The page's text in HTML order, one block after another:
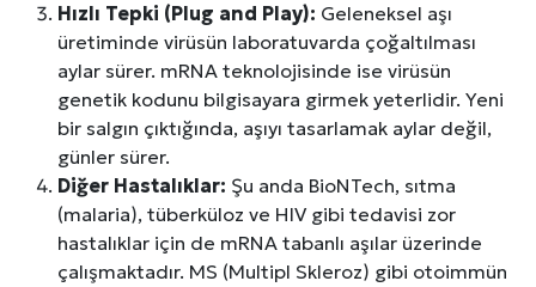
Hızlı Tepki (Plug and Play): Geleneksel aşı
üretiminde virüsün laboratuvarda çoğaltılması
aylar sürer. mRNA teknolojisinde ise virüsün
genetik kodunu bilgisayara girmek yeterlidir. Yeni
bir salgın çıktığında, aşıyı tasarlamak aylar değil,
günler sürer.
Diğer Hastalıklar: Şu anda BioNTech, sıtma
(malaria), tüberküloz ve HIV gibi tedavisi zor
hastalıklar için de mRNA tabanlı aşılar üzerinde
çalışmaktadır. MS (Multipl Skleroz) gibi otoimmün